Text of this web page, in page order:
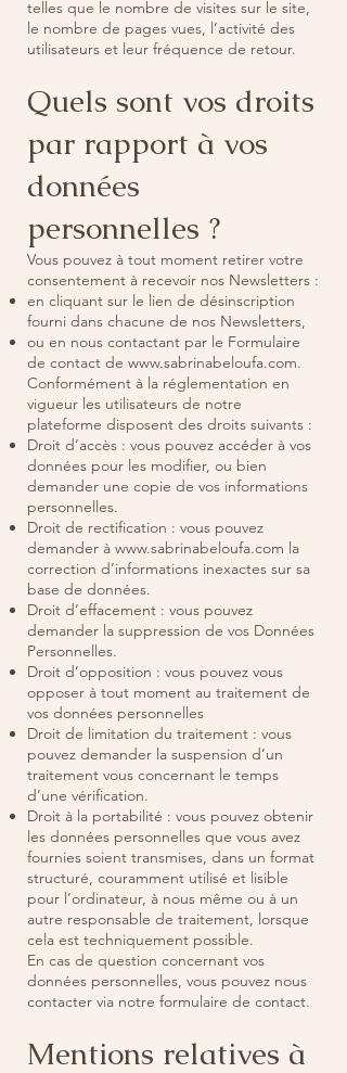
telles que le nombre de visites sur le site,
le nombre de pages vues, l’activité des
utilisateurs et leur fréquence de retour.
Quels sont vos droits
par rapport à vos
données
personnelles ?
Vous pouvez à tout moment retirer votre
consentement à recevoir nos Newsletters :
en cliquant sur le lien de désinscription
fourni dans chacune de nos Newsletters,
ou en nous contactant par le Formulaire
de contact de www.sabrinabeloufa.com.
Conformément à la réglementation en
vigueur les utilisateurs de notre
plateforme disposent des droits suivants :
Droit d’accès : vous pouvez accéder à vos
données pour les modifier, ou bien
demander une copie de vos informations
personnelles.
Droit de rectification : vous pouvez
demander à www.sabrinabeloufa.com la
correction d’informations inexactes sur sa
base de données.
Droit d’effacement : vous pouvez
demander la suppression de vos Données
Personnelles.
Droit d’opposition : vous pouvez vous
opposer à tout moment au traitement de
vos données personnelles
Droit de limitation du traitement : vous
pouvez demander la suspension d’un
traitement vous concernant le temps
d’une vérification.
Droit à la portabilité : vous pouvez obtenir
les données personnelles que vous avez
fournies soient transmises, dans un format
structuré, couramment utilisé et lisible
pour l’ordinateur, à nous même ou à un
autre responsable de traitement, lorsque
cela est techniquement possible.
En cas de question concernant vos
données personnelles, vous pouvez nous
contacter via notre formulaire de contact.
Mentions relatives à